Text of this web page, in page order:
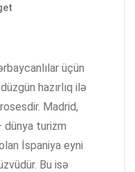
üçün
hazırlıq ilə
Madrid,
dünya turizm
İspaniya eyni
Bu isə